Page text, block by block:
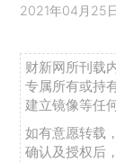
2021年04月25
财新网所刊载
专属所有或持
建立镜像等任
如有意愿转载
确认及授权后